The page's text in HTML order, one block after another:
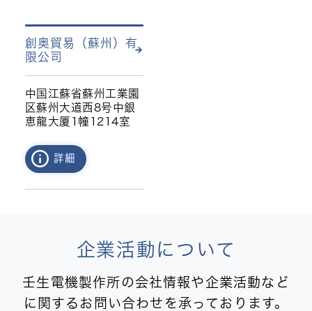
創奥貿易（蘇州）有
限公司
中国江蘇省蘇州工業園
区蘇州大道西8号中銀
恵龍大厦1幢1214室
詳細
企業活動について
壬生電機製作所の会社情報や企業活動など
に関するお問い合わせを承っております。